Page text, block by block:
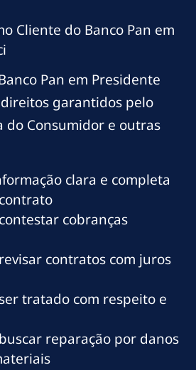
Cliente do Banco Pan em
Pan em Presidente
garantidos pelo
do Consumidor e outras
clara e completa
cobranças
contratos com juros
tratado com respeito e
reparação por danos